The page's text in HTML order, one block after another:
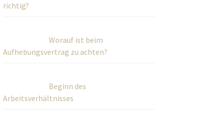
richtig?
Worauf ist beim
Aufhebungsvertrag zu achten?
Beginn des
Arbeitsverhältnisses